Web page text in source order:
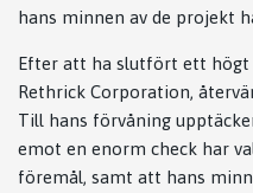
hans minnen av de projekt
Efter att ha slutfört ett
Rethrick Corporation,
Till hans förvåning
emot en enorm check har
föremål, samt att hans